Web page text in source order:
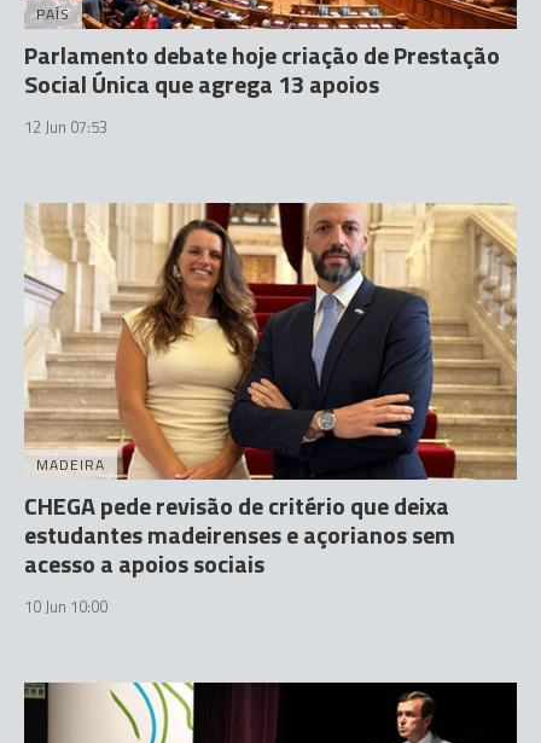
PAÍS
Parlamento debate hoje criação de Prestação
Social Única que agrega 13 apoios
12 Jun 07:53
MADEIRA
CHEGA pede revisão de critério que deixa
estudantes madeirenses e açorianos sem
acesso a apoios sociais
10 Jun 10:00